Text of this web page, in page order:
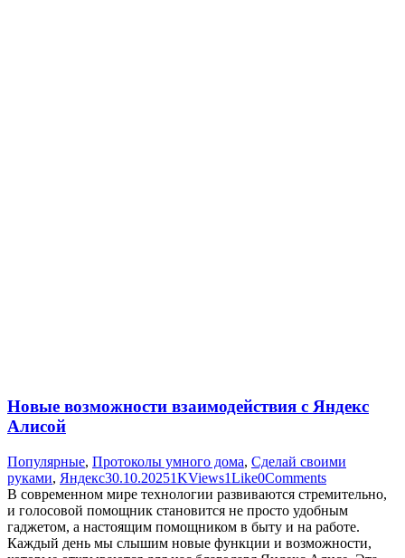
Новые возможности взаимодействия с Яндекс
Алисой
Популярные, Протоколы умного дома, Сделай своими
руками, Яндекс30.10.20251KViews1Like0Comments
В современном мире технологии развиваются стремительно,
и голосовой помощник становится не просто удобным
гаджетом, а настоящим помощником в быту и на работе.
Каждый день мы слышим новые функции и возможности,